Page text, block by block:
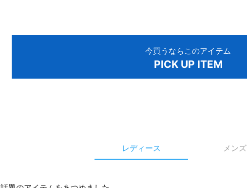
PICK UP ITEM
今買うならこのアイテム
レディース メンズ